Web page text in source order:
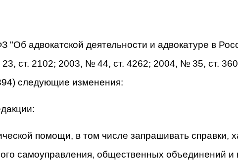
адвокатской деятельности и адвокатуре в
ст. 2102; 2003, № 44, ст. 4262; 2004, № 35, ст.
следующие изменения:
помощи, в том числе запрашивать справки,
самоуправления, общественных объединений и